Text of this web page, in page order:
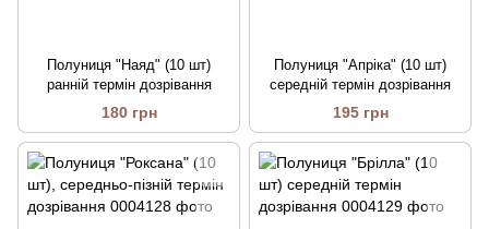
Полуниця "Наяд" (10 шт)
ранній термін дозрівання
180 грн
Полуниця "Апріка" (10 шт)
середній термін дозрівання
195 грн